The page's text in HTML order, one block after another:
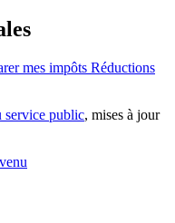
mes impôts Réductions
service public, mises à jour